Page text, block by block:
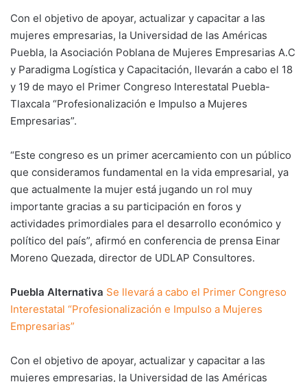
Con el objetivo de apoyar, actualizar y capacitar a las
mujeres empresarias, la Universidad de las Américas
Puebla, la Asociación Poblana de Mujeres Empresarias A.C
y Paradigma Logística y Capacitación, llevarán a cabo el 18
y 19 de mayo el Primer Congreso Interestatal Puebla-
Tlaxcala “Profesionalización e Impulso a Mujeres
Empresarias”.
“Este congreso es un primer acercamiento con un público
que consideramos fundamental en la vida empresarial, ya
que actualmente la mujer está jugando un rol muy
importante gracias a su participación en foros y
actividades primordiales para el desarrollo económico y
político del país”, afirmó en conferencia de prensa Einar
Moreno Quezada, director de UDLAP Consultores.
Puebla Alternativa Se llevará a cabo el Primer Congreso
Interestatal “Profesionalización e Impulso a Mujeres
Empresarias”
Con el objetivo de apoyar, actualizar y capacitar a las
mujeres empresarias, la Universidad de las Américas